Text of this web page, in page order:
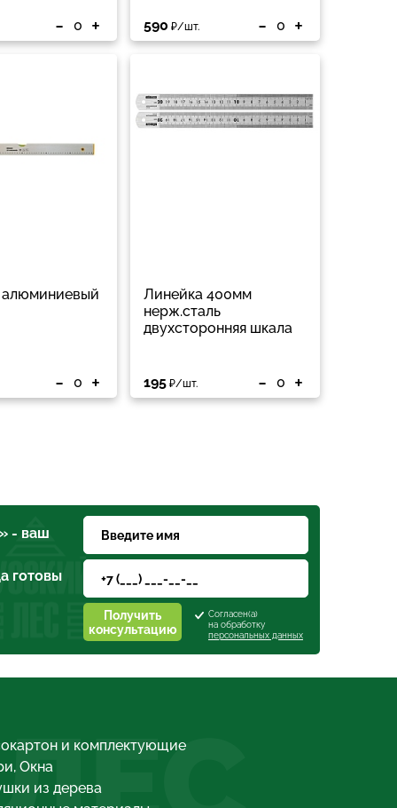
- + 590 ₽/шт. - +
алюминиевый
- +
Линейка 400мм
нерж.сталь
двухсторонняя шкала
195 ₽/шт. - +
- ваш
готовы
Получить
консультацию
Согласен(а)
на обработку
персональных данных
и комплектующие
Окна
из дерева